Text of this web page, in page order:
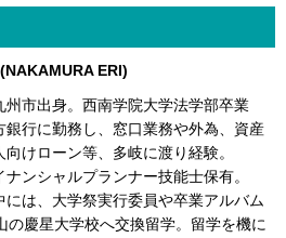
ERI)
州市出身。西南学院大学法学部卒業
銀行に勤務し、窓口業務や外為、資産
向けローン等、多岐に渡り経験。
ナンシャルプランナー技能士保有。
には、大学祭実行委員や卒業アルバム
の慶星大学校へ交換留学。留学を機に